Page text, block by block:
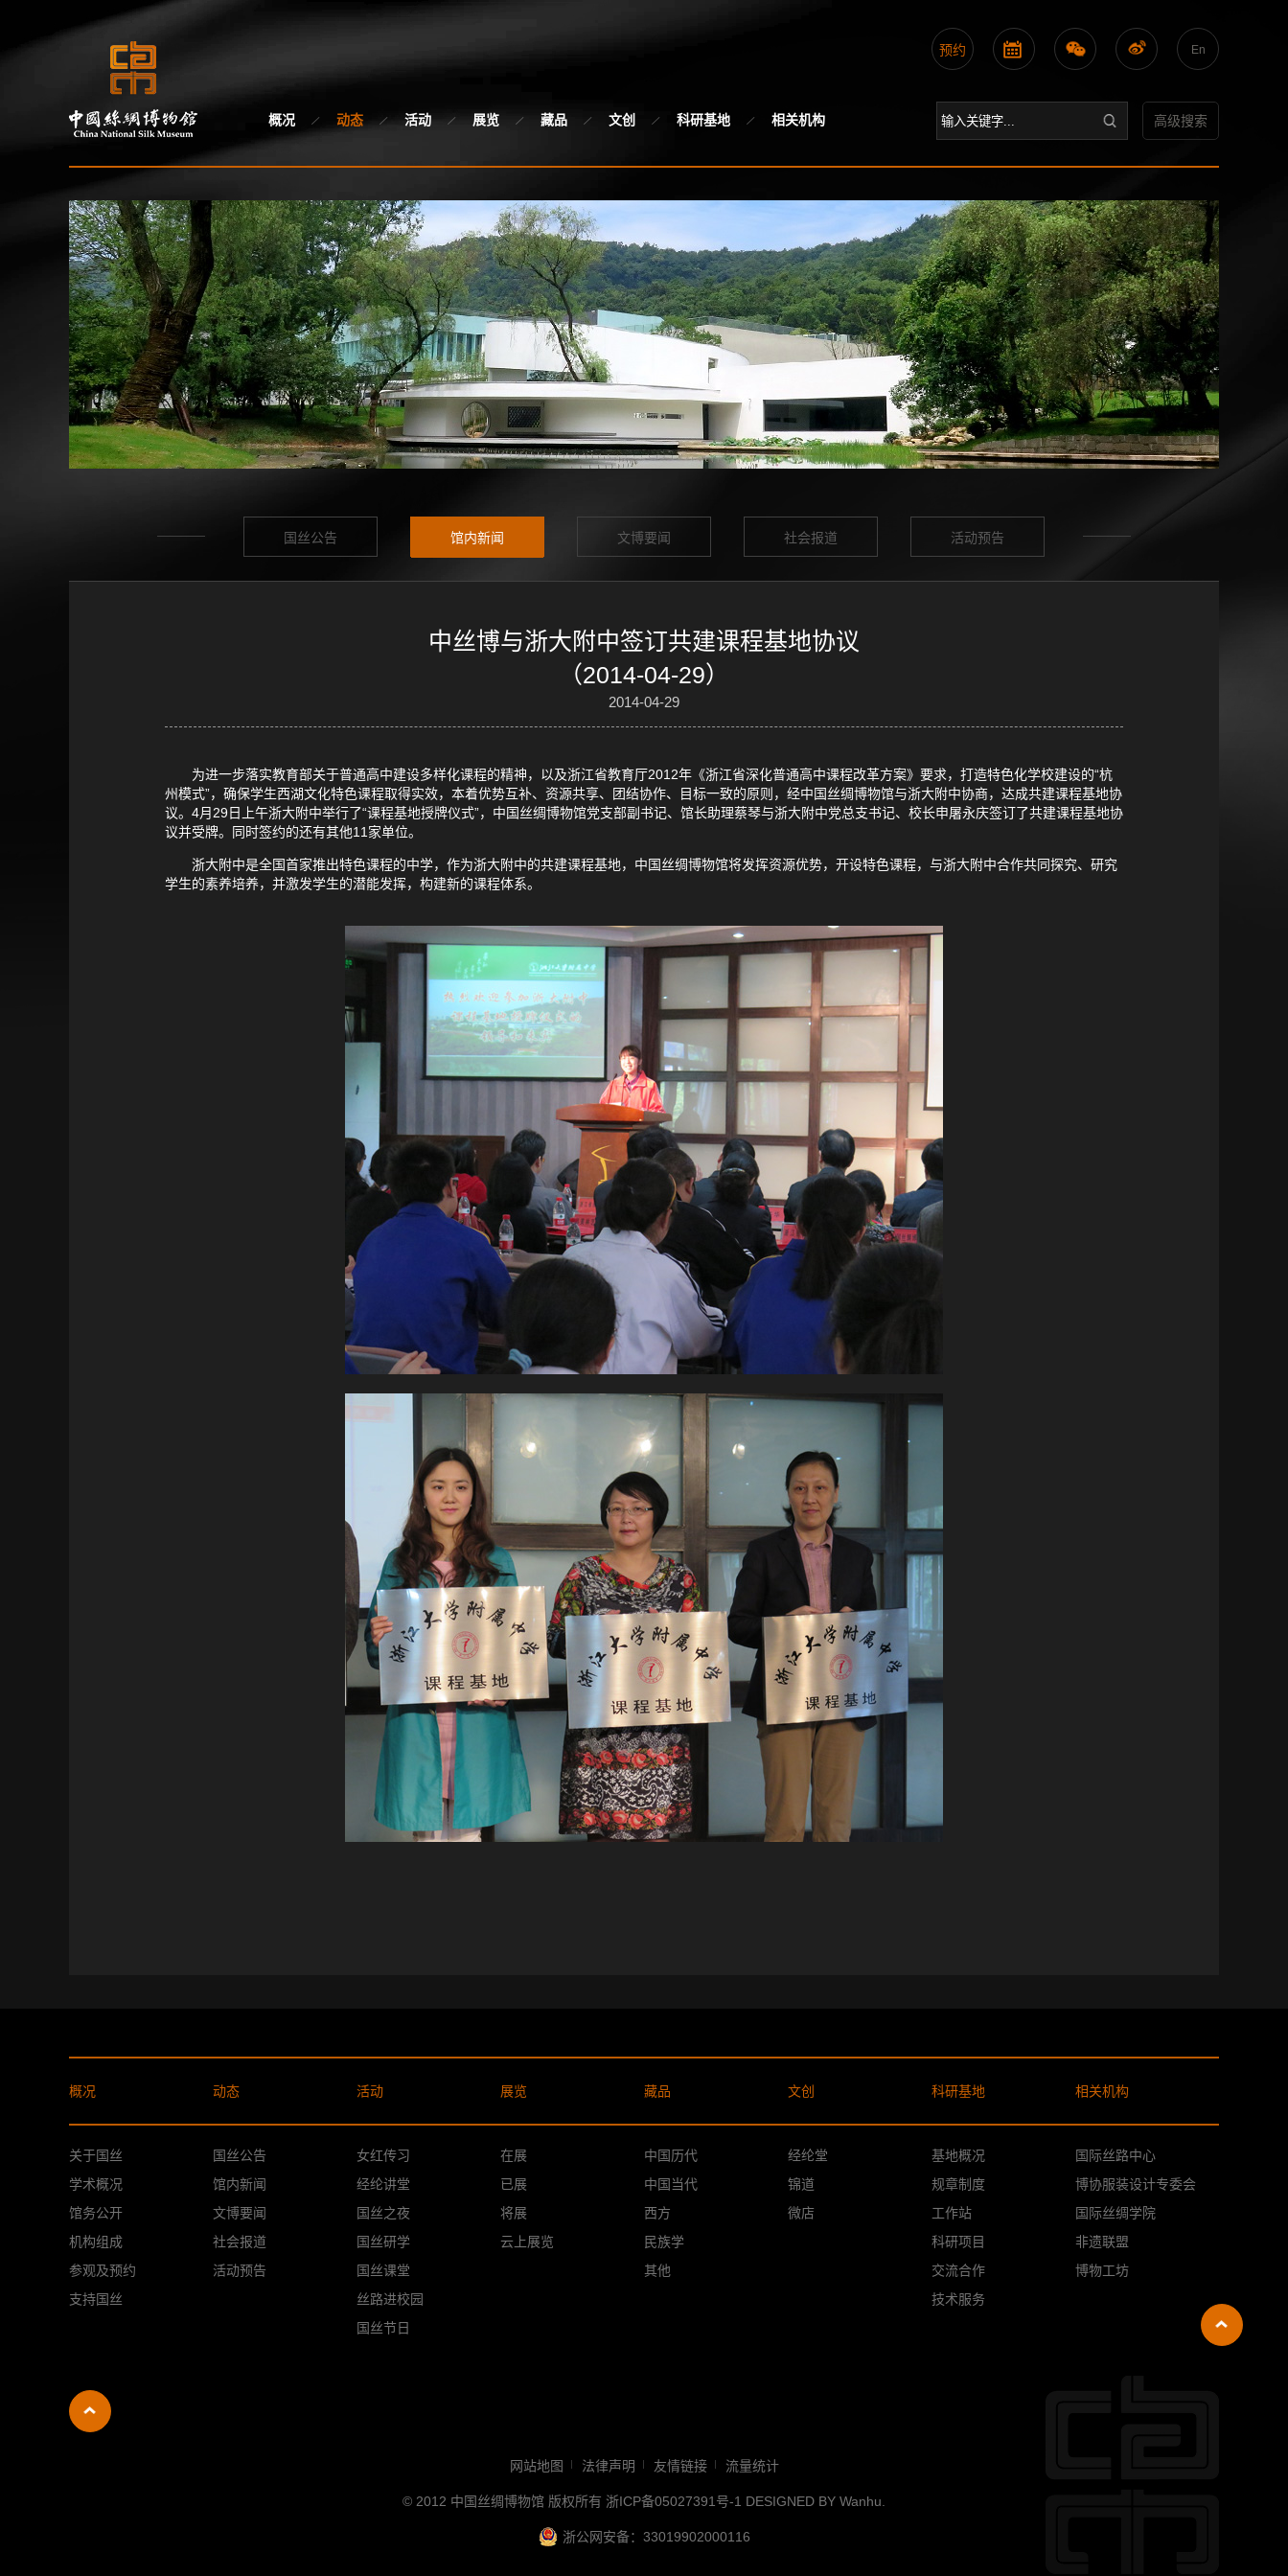
概况 动态 活动 展览 藏品 文创 科研基地 相关机构
En
预约
高级搜索
国丝公告 馆内新闻 文博要闻 社会报道 活动预告
中丝博与浙大附中签订共建课程基地协议
（2014-04-29）
2014-04-29
为进一步落实教育部关于普通高中建设多样化课程的精神，以及浙江省教育厅2012年《浙江省深化普通高中课程改革方案》要求，打造特色化学校建设的“杭
州模式”，确保学生西湖文化特色课程取得实效，本着优势互补、资源共享、团结协作、目标一致的原则，经中国丝绸博物馆与浙大附中协商，达成共建课程基地协
议。4月29日上午浙大附中举行了“课程基地授牌仪式”，中国丝绸博物馆党支部副书记、馆长助理蔡琴与浙大附中党总支书记、校长申屠永庆签订了共建课程基地协
议并受牌。同时签约的还有其他11家单位。
浙大附中是全国首家推出特色课程的中学，作为浙大附中的共建课程基地，中国丝绸博物馆将发挥资源优势，开设特色课程，与浙大附中合作共同探究、研究
学生的素养培养，并激发学生的潜能发挥，构建新的课程体系。
概况 动态 活动 展览 藏品 文创 科研基地 相关机构
关于国丝
学术概况
馆务公开
机构组成
参观及预约
支持国丝
国丝公告
馆内新闻
文博要闻
社会报道
活动预告
女红传习
经纶讲堂
国丝之夜
国丝研学
国丝课堂
丝路进校园
国丝节日
在展
已展
将展
云上展览
中国历代
中国当代
西方
民族学
其他
经纶堂
锦道
微店
基地概况
规章制度
工作站
科研项目
交流合作
技术服务
国际丝路中心
博协服装设计专委会
国际丝绸学院
非遗联盟
博物工坊
网站地图 法律声明 友情链接 流量统计
© 2012 中国丝绸博物馆 版权所有 浙ICP备05027391号-1 DESIGNED BY Wanhu
浙公网安备：33019902000116